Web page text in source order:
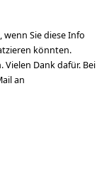
Sie diese Info
könnten.
Dank dafür. Bei
an